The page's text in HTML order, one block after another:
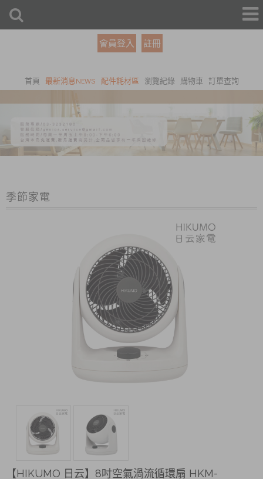
會員登入 註冊
首頁 最新消息NEWS 配件耗材區 瀏覽紀錄 購物車 訂單查詢
季節家電
【HIKUMO 日云】8吋空氣渦流循環扇 HKM-